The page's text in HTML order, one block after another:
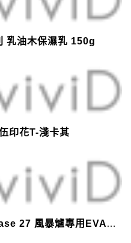
乳油木保濕乳 150g
印花T-淺卡其
爐專用EVA 防護外盒(小)-黑